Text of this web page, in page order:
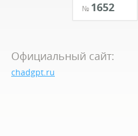
№ 1652
Официальный сайт:
chadgpt.ru